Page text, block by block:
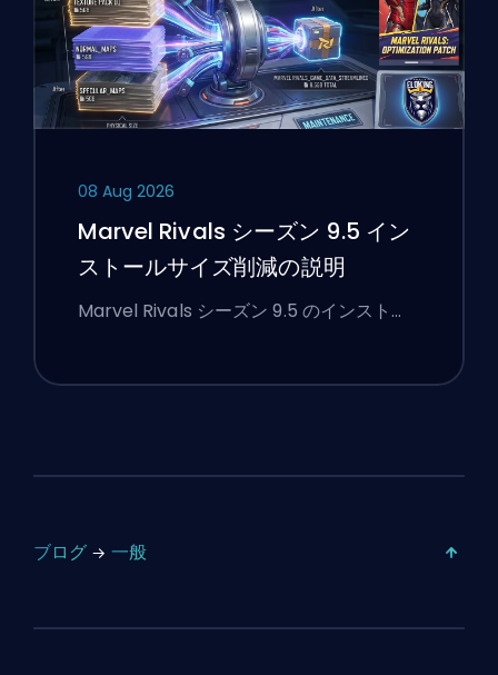
08 Aug 2026
Marvel Rivals シーズン 9.5 イン
ストールサイズ削減の説明
Marvel Rivals シーズン 9.5 のインスト…
ブログ 一般